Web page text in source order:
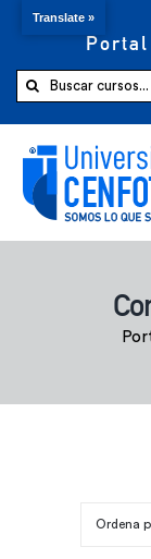
Buscar:
Comprar ahora
Ordena
Translate »